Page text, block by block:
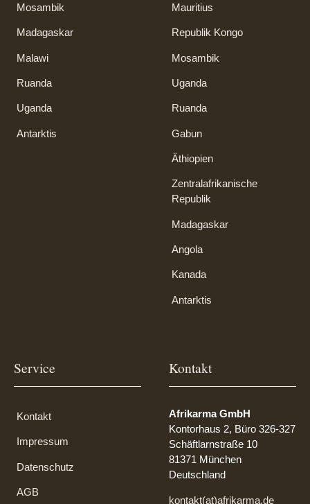
Mosambik
Madagaskar
Malawi
Ruanda
Uganda
Antarktis
Mauritius
Republik Kongo
Mosambik
Uganda
Ruanda
Gabun
Äthiopien
Zentralafrikanische
Republik
Madagaskar
Angola
Kanada
Antarktis
Service
Kontakt
Impressum
Datenschutz
AGB
Kontakt
Afrikarma GmbH
Kontorhaus 2, Büro 326-327
Schäftlarnstraße 10
81371 München
Deutschland
kontakt(at)afrikarma.de